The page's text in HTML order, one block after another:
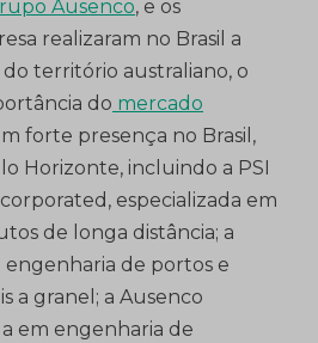
Ausenco, e os
realizaram no Brasil a
território australiano, o
do mercado
forte presença no Brasil,
Horizonte, incluindo a PSI
especializada em
de longa distância; a
engenharia de portos e
a granel; a Ausenco
em engenharia de